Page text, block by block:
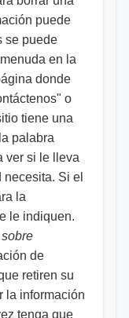
puede
se puede
en la
donde
o
tiene una
palabra
ver si le lleva
Si el
la
le indiquen.
de
retiren su
la información
tenga que